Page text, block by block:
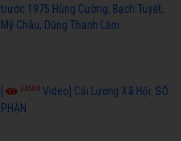
trước 1975 Hùng Cường, Bạch Tuyết,
Mỹ Châu, Dũng Thanh Lâm
34586 Video] Cải Lương Xã Hội: SỐ
PHẬN